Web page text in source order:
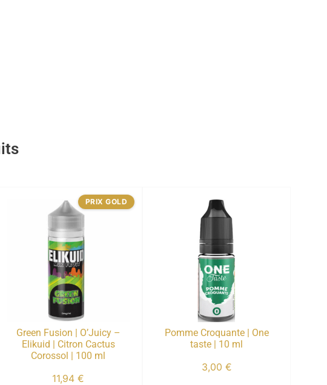
Green Fusion | O’Juicy –
Elikuid | Citron Cactus
Corossol | 100 ml
11,94€
PRIX GOLD
Pomme Croquante | One
taste | 10 ml
3,00 €